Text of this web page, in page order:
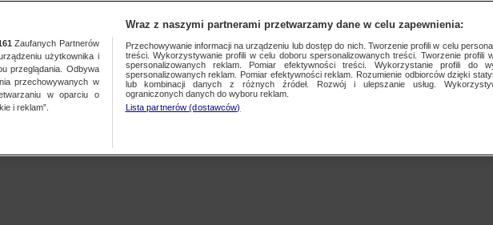
Zaufanych Partnerów
użytkownika i
przeglądania. Odbywa
przechowywanych w
w oparciu o
i reklam”.
Wraz z naszymi partnerami przetwarzamy dane w celu zapewnienia:
Przechowywanie informacji na urządzeniu lub dostęp do nich. Tworzenie profili w celu
treści. Wykorzystywanie profili w celu doboru spersonalizowanych treści. Tworzenie profili
spersonalizowanych reklam. Pomiar efektywności treści. Wykorzystanie profili do
spersonalizowanych reklam. Pomiar efektywności reklam. Rozumienie odbiorców dzięki
lub kombinacji danych z różnych źródeł. Rozwój i ulepszanie usług.
ograniczonych danych do wyboru reklam.
Lista partnerów (dostawców)